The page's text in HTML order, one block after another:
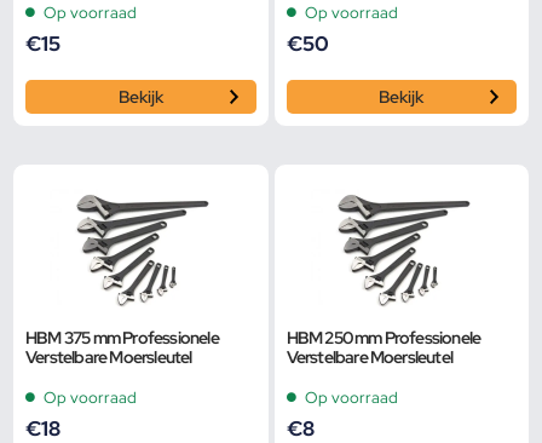
Op voorraad
€15
Bekijk
Op voorraad
€50
Bekijk
HBM 375 mm Professionele
Verstelbare Moersleutel
Op voorraad
€18
HBM 250 mm Professionele
Verstelbare Moersleutel
Op voorraad
€8